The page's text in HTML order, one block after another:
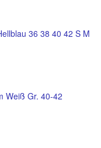
36 38 40 42 S M